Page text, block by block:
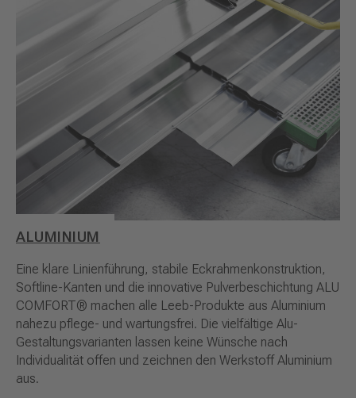
ALUMINIUM
Eine klare Linienführung, stabile Eckrahmenkonstruktion,
Softline-Kanten und die innovative Pulverbeschichtung ALU
COMFORT® machen alle Leeb-Produkte aus Aluminium
nahezu pflege- und wartungsfrei. Die vielfältige Alu-
Gestaltungsvarianten lassen keine Wünsche nach
Individualität offen und zeichnen den Werkstoff Aluminium
aus.